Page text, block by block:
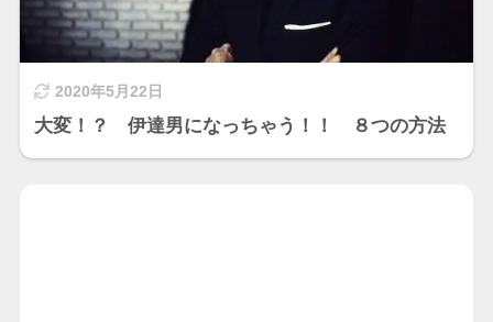
2020年5月22日
大変！？ 伊達男になっちゃう！！ ８つの方法